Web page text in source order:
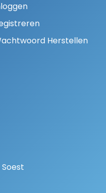
Herstellen